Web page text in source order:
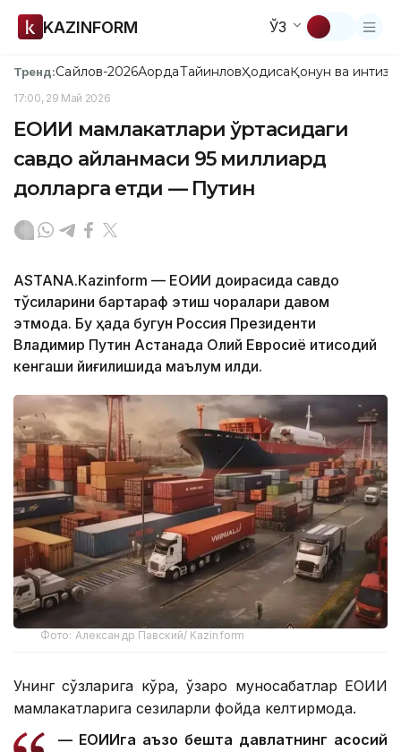
KAZINFORM ЎЗ
Тренд:Сайлов-2026АқордаТайинловҲодисаҚонун ва
17:00, 29 Май 2026
ЕОИИ мамлакатлари ўртасидаги
савдо айланмаси 95 миллиард
долларга етди — Путин
ASTANА.Кazinform — ЕОИИ доирасида савдо
тўсиқларини бартараф этиш чоралари давом
этмоқда. Бу ҳақда бугун Россия Президенти
Владимир Путин Астанада Олий Евросиё иқтисодий
кенгаши йиғилишида маълум қилди.
Фото: Александр Павский/ Kazinform
Унинг сўзларига кўра, ўзаро муносабатлар ЕОИИ
мамлакатларига сезиларли фойда келтирмоқда.
— ЕОИИга аъзо бешта давлатнинг асосий